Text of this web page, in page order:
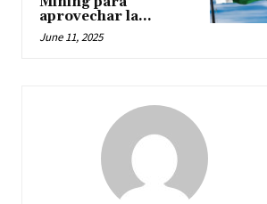
aprovechar la...
June 11, 2025